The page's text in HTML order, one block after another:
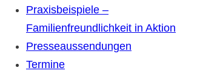
Praxisbeispiele –
Familienfreundlichkeit in Aktion
Presseaussendungen
Termine